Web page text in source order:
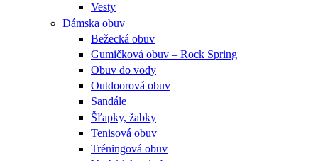
Vesty
Dámska obuv
Bežecká obuv
Gumičková obuv – Rock Spring
Obuv do vody
Outdoorová obuv
Sandále
Šľapky, žabky
Tenisová obuv
Tréningová obuv